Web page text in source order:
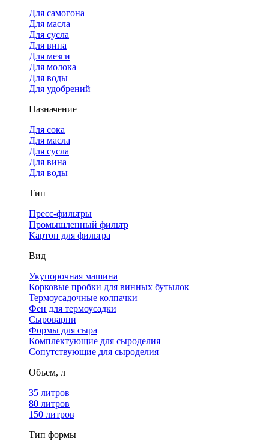
Для самогона
Для масла
Для сусла
Для вина
Для мезги
Для молока
Для воды
Для удобрений
Назначение
Для сока
Для масла
Для сусла
Для вина
Для воды
Тип
Пресс-фильтры
Промышленный фильтр
Картон для фильтра
Вид
Укупорочная машина
Корковые пробки для винных бутылок
Термоусадочные колпачки
Фен для термоусадки
Сыроварни
Формы для сыра
Комплектующие для сыроделия
Сопутствующие для сыроделия
Объем, л
35 литров
80 литров
150 литров
Тип формы